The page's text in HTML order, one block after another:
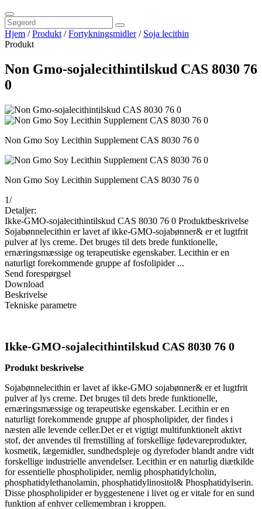
Hjem /Produkt /Fortykningsmidler/ Soja lecithin
Produkt
Non Gmo-sojalecithintilskud CAS 8030 76
0
Non Gmo Soy Lecithin Supplement CAS 8030 76 0
Non Gmo Soy Lecithin Supplement CAS 8030 76 0
1/
Detaljer:
Ikke-GMO-sojalecithintilskud CAS 8030 76 0 Produktbeskrivelse
Sojabønnelecithin er lavet af ikke-GMO-sojabønner& er et lugtfrit
pulver af lys creme. Det bruges til dets brede funktionelle,
ernæringsmæssige og terapeutiske egenskaber. Lecithin er en
naturligt forekommende gruppe af fosfolipider ...
Send forespørgsel
Download
Beskrivelse
Tekniske parametre
Ikke-GMO-sojalecithintilskud CAS 8030 76 0
Produkt beskrivelse
Sojabønnelecithin er lavet af ikke-GMO sojabønner& er et lugtfrit
pulver af lys creme. Det bruges til dets brede funktionelle,
ernæringsmæssige og terapeutiske egenskaber. Lecithin er en
naturligt forekommende gruppe af phospholipider, der findes i
næsten alle levende celler.Det er et vigtigt multifunktionelt aktivt
stof, der anvendes til fremstilling af forskellige fødevareprodukter,
kosmetik, lægemidler, sundhedspleje og dyrefoder blandt andre vidt
forskellige industrielle anvendelser. Lecithin er en naturlig diætkilde
for essentielle phospholipider, nemlig phosphatidylcholin,
phosphatidylethanolamin, phosphatidylinositol& Phosphatidylserin.
Disse phospholipider er byggestenene i livet og er vitale for en sund
funktion af enhver cellemembran i kroppen.